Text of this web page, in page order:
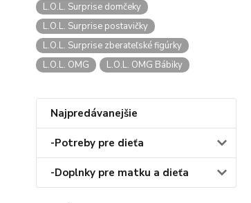
L.O.L. Surprise domčeky
L.O.L. Surprise postavičky
L.O.L. Surprise zberateľské figúrky
L.O.L. OMG
L.O.L. OMG Bábiky
Najpredávanejšie
-Potreby pre dieťa
-Doplnky pre matku a dieťa